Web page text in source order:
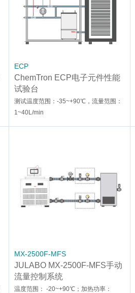
ECP
ChemTron ECP电子元件性能
试验台
测试温度范围：-35~+90℃，流量范围：
1~40L/min
MX-2500F-MFS
JULABO MX-2500F-MFS手动
流量控制系统
温度范围： -20~+90℃；加热功率：